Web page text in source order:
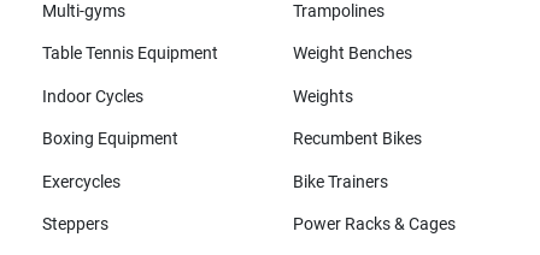
Multi-gyms Trampolines
Table Tennis Equipment Weight Benches
Indoor Cycles Weights
Boxing Equipment Recumbent Bikes
Exercycles Bike Trainers
Steppers Power Racks & Cages